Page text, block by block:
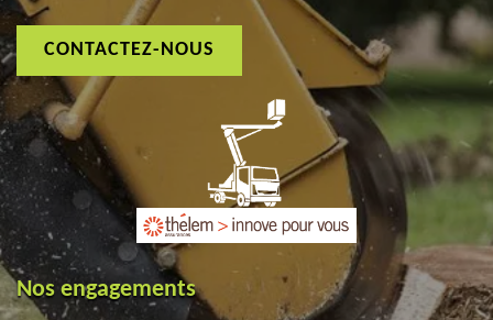
CONTACTEZ-NOUS
Nos engagements